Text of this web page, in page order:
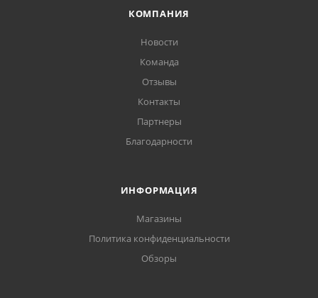
КОМПАНИЯ
Новости
Команда
Отзывы
Контакты
Партнеры
Благодарности
ИНФОРМАЦИЯ
Магазины
Политика конфиденциальности
Обзоры